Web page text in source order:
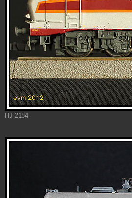
HJ 2184